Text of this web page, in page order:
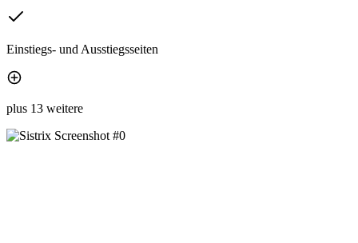
Einstiegs- und Ausstiegsseiten
plus 13 weitere